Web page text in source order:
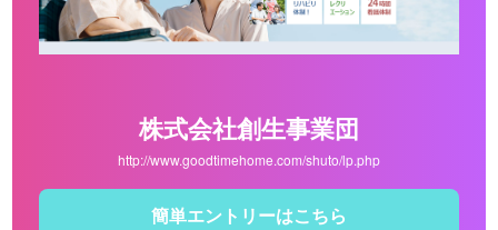
株式会社創生事業団
http://www.goodtimehome.com/shuto/lp.php
簡単エントリーはこちら